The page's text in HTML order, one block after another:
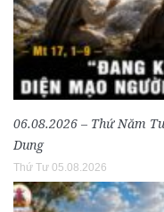
06.08.2026 – Thứ Năm
Dung
Thứ Tư 05.08.2026